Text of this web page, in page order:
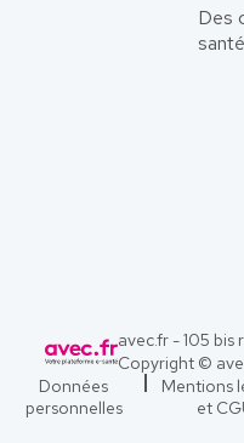
Des
santé
avec.fr - 105 bis
Copyright ©
Données
personnelles
Mentions
et